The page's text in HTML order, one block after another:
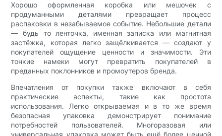
Хорошо оформленная коробка или мешочек с
продуманными деталями превращает процесс
распаковки в незабываемое событие. Небольшие детали
— будь то ленточка, именная записка или магнитная
застёжка, которая легко защёлкивается — создают у
покупателей ощущение ценности и значимости. Эти
тонкие намеки могут превратить покупателей в
преданных поклонников и промоутеров бренда.
Впечатления от покупки также включают в себя
практические аспекты, такие как простота
использования. Легко открываемая и в то же время
безопасная упаковка демонстрирует понимание
потребностей пользователей. Многоразовая или